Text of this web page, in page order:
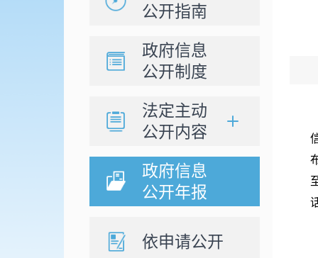
公开指南
政府信息
公开制度
法定主动
公开内容
政府信息
公开年报
依申请公开